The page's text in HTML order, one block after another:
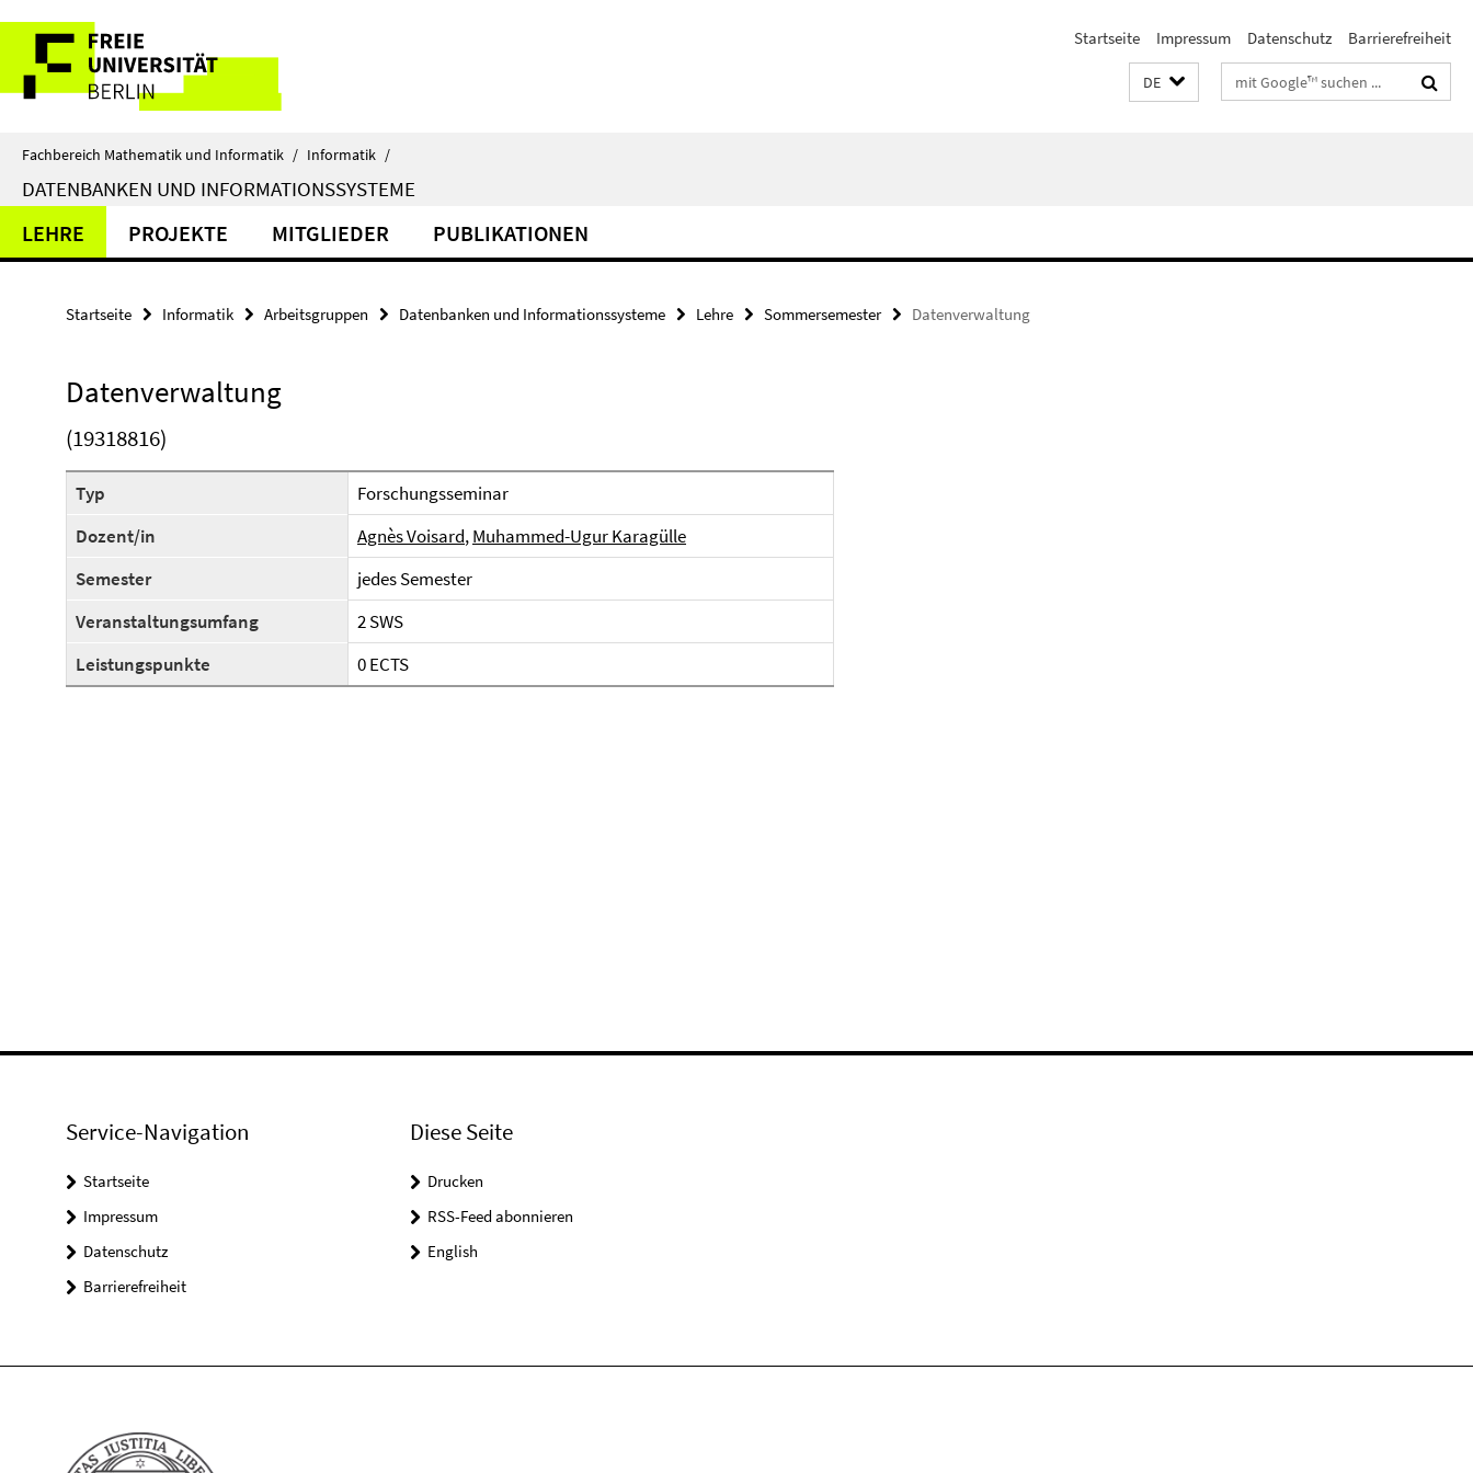
direkt
Inhalt
Service-
Navigation
Startseite Impressum Datenschutz Barrierefreiheit
DE Suchbegriffe
Fachbereich Mathematik und Informatik / Informatik /
DATENBANKEN UND INFORMATIONSSYSTEME
LEHRE PROJEKTE MITGLIEDER PUBLIKATIONEN
Startseite Informatik Arbeitsgruppen Datenbanken und Informationssysteme Lehre Sommersemester Datenverwaltung
Datenverwaltung
(19318816)
Typ
Forschungsseminar
Dozent/in
Agnès Voisard,Muhammed-Ugur Karagülle
Semester
jedes Semester
Veranstaltungsumfang
2 SWS
Leistungspunkte
0 ECTS
Service-Navigation
Startseite
Impressum
Datenschutz
Barrierefreiheit
Diese Seite
Drucken
RSS-Feed abonnieren
English